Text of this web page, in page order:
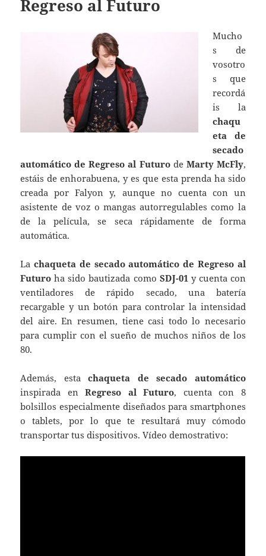
Regreso al Futuro
Mucho
s de
vosotro
s que
recordá
is la
chaqu
eta de
secado
automático de Regreso al Futurode Marty McFly,
estáis de enhorabuena, y es que esta prenda ha sido
creada por Falyon y, aunque no cuenta con un
asistente de voz o mangas autorregulables como la
de la película, se seca rápidamente de forma
automática.
Lachaqueta de secado automático de Regreso al
Futuro ha sido bautizada como SDJ-01 y cuenta con
ventiladores de rápido secado, una batería
recargable y un botón para controlar la intensidad
del aire. En resumen, tiene casi todo lo necesario
para cumplir con el sueño de muchos niños de los
80.
Además, estachaqueta de secado automático
inspirada enRegreso al Futuro, cuenta con 8
bolsillos especialmente diseñados para smartphones
o tablets, por lo que te resultará muy cómodo
transportar tus dispositivos. Vídeo demostrativo: